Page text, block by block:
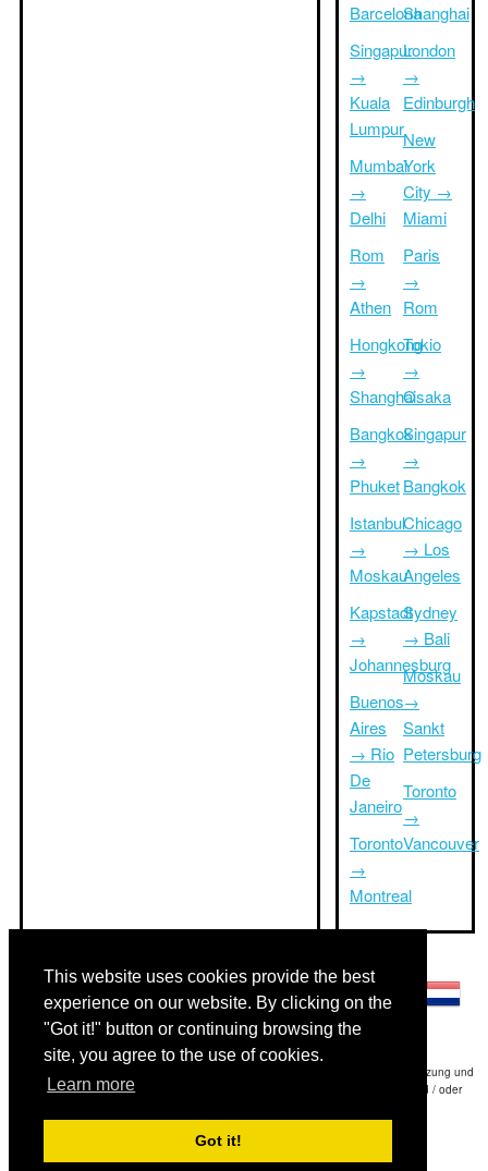
This website uses cookies provide the best
experience on our website. By clicking on the
"Got it!" button or continuing browsing the
site, you agree to the use of cookies.
Learn more
Got it!
Barcelona
Singapur
→
Kuala
Lumpur
Mumbai
→
Delhi
Rom
→
Athen
Hongkong
→
Shanghai
Bangkok
→
Phuket
Istanbul
→
Moskau
Kapstadt
→
Johannesburg
Buenos
Aires
→ Rio
De
Janeiro
Toronto
→
Montreal
Shanghai
London
→
Edinburgh
New
York
City →
Miami
Paris
→
Rom
Tokio
→
Osaka
Singapur
→
Bangkok
Chicago
→ Los
Angeles
Sydney
→ Bali
Moskau
→
Sankt
Petersburg
Toronto
→
Vancouver
Haftungsausschluss: Die Informationen auf dieser Website ist unsere beste Schätzung und
für nur Ihre Referenz.Triptimeto.com haftet nicht für jede Reise Verzögerung und / oder